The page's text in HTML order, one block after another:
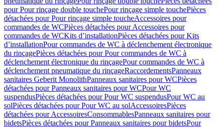
pour Pour rinçage double touchePour rinçage simple touchePièces
détachées pour Pour rinçage simple toucheAccessoires pour
commandes de WCPièces détachées pour Accessoires pour
commandes de WCKits d’installationPièces détachées pour Kits
d’installationPour commandes de WC à déclenchement électronique
du rinçagePièces détachées pour Pour commandes de WC à
déclenchement électronique du rinçagePour commandes de WC à
déclenchement pneumatique du rinçageRaccordementsPanneaux
sanitaires Geberit MonolithPanneaux sanitaires pour WCPièces
détachées pour Panneaux sanitaires pour WCPour WC
suspendusPièces détachées pour Pour WC suspendusPour WC au
solPièces détachées pour Pour WC au solAccessoiresPièces
détachées pour AccessoiresConsommablesPanneaux sanitaires pour
bidetsPièces détachées pour Panneaux sanitaires pour bidetsPour